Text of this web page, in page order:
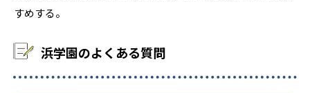
すめする。
浜学園のよくある質問